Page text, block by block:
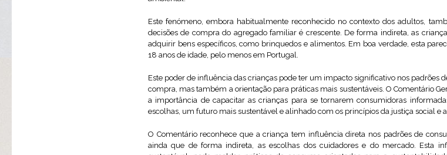
Este fenómeno, embora habitualmente reconhecido no contexto dos adultos,
decisões de compra do agregado familiar é crescente. De forma indireta, as
adquirir bens específicos, como brinquedos e alimentos. Em boa verdade, esta
18 anos de idade, pelo menos em Portugal.
Este poder de influência das crianças pode ter um impacto significativo nos padrões
compra, mas também a orientação para práticas mais sustentáveis. O Comentário
a importância de capacitar as crianças para se tornarem consumidoras
escolhas, um futuro mais sustentável e alinhado com os princípios da justiça social e
O Comentário reconhece que a criança tem influência direta nos padrões de
ainda que de forma indireta, as escolhas dos cuidadores e do mercado. Esta